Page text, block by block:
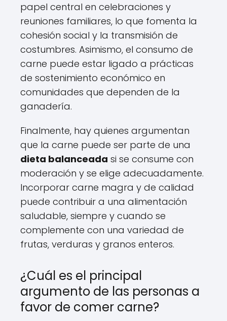
papel central en celebraciones y
reuniones familiares, lo que fomenta la
cohesión social y la transmisión de
costumbres. Asimismo, el consumo de
carne puede estar ligado a prácticas
de sostenimiento económico en
comunidades que dependen de la
ganadería.
Finalmente, hay quienes argumentan
que la carne puede ser parte de una
dieta balanceada si se consume con
moderación y se elige adecuadamente.
Incorporar carne magra y de calidad
puede contribuir a una alimentación
saludable, siempre y cuando se
complemente con una variedad de
frutas, verduras y granos enteros.
¿Cuál es el principal
argumento de las personas a
favor de comer carne?